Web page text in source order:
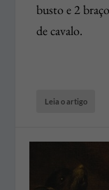
busto e 2
de cavalo.
Leia o artigo